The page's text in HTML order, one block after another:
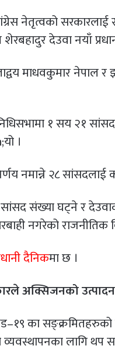
नेतृत्वको
देउवा नयाँ
माधवकुमार
१ सय २१
।
नमान्ने २८
सांसद संख्या घट्ने र
नगरेको राजनीतिक
दैनिकमा छ ।
अक्सिजनको
का
लागि थप